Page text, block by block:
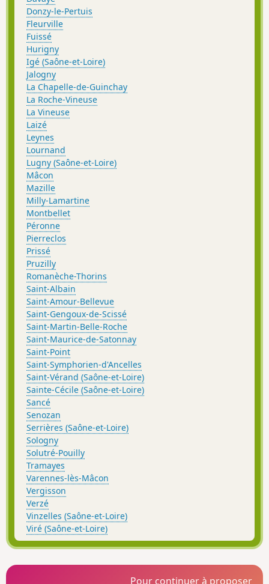
Donzy-le-Pertuis
Fleurville
Fuissé
Hurigny
Igé (Saône-et-Loire)
Jalogny
La Chapelle-de-Guinchay
La Roche-Vineuse
La Vineuse
Laizé
Leynes
Lournand
Lugny (Saône-et-Loire)
Mâcon
Mazille
Milly-Lamartine
Montbellet
Péronne
Pierreclos
Prissé
Pruzilly
Romanèche-Thorins
Saint-Albain
Saint-Amour-Bellevue
Saint-Gengoux-de-Scissé
Saint-Martin-Belle-Roche
Saint-Maurice-de-Satonnay
Saint-Point
Saint-Symphorien-d'Ancelles
Saint-Vérand (Saône-et-Loire)
Sainte-Cécile (Saône-et-Loire)
Sancé
Senozan
Serrières (Saône-et-Loire)
Sologny
Solutré-Pouilly
Tramayes
Varennes-lès-Mâcon
Vergisson
Verzé
Vinzelles (Saône-et-Loire)
Viré (Saône-et-Loire)
Pour continuer à proposer